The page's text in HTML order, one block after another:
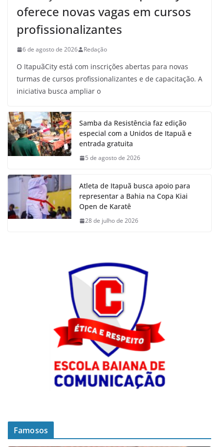
oferece novas vagas em cursos
profissionalizantes
6 de agosto de 2026 Redação
O ItapuãCity está com inscrições abertas para novas
turmas de cursos profissionalizantes e de capacitação. A
iniciativa busca ampliar o
Samba da Resistência faz edição
especial com a Unidos de Itapuã e
entrada gratuita
5 de agosto de 2026
Atleta de Itapuã busca apoio para
representar a Bahia na Copa Kiai
Open de Karatê
28 de julho de 2026
Famosos